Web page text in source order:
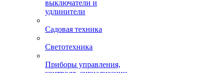
выключатели и
удлинители
Садовая техника
Светотехника
Приборы управления,